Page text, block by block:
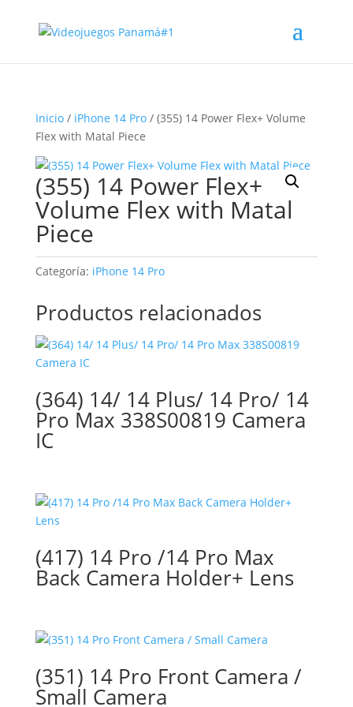
Inicio/ iPhone 14 Pro/ (355) 14 Power Flex+ Volume
Flex with Matal Piece
(355) 14 Power Flex+
Volume Flex with Matal
Piece
Categoría: iPhone 14 Pro
Productos relacionados
(364) 14/ 14 Plus/ 14 Pro/ 14
Pro Max 338S00819 Camera
IC
(417) 14 Pro /14 Pro Max
Back Camera Holder+ Lens
(351) 14 Pro Front Camera /
Small Camera